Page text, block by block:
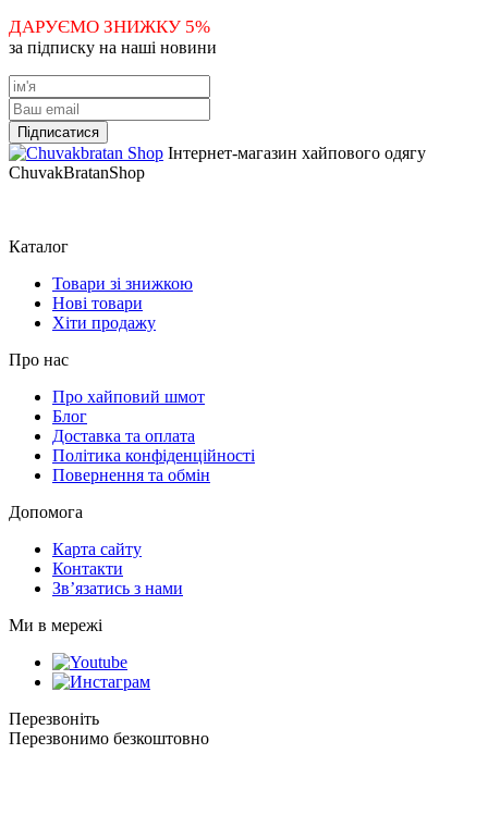
ДАРУЄМО ЗНИЖКУ 5%
за підписку на наші новини
Інтернет-магазин хайпового одягу
ChuvakBratanShop
Каталог
Товари зі знижкою
Нові товари
Хіти продажу
Про нас
Про хайповий шмот
Блог
Доставка та оплата
Політика конфіденційності
Повернення та обмін
Допомога
Карта сайту
Контакти
Зв’язатись з нами
Ми в мережі
Перезвоніть
Перезвонимо безкоштовно